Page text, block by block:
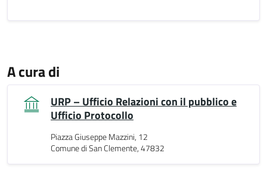
A cura di
URP – Ufficio Relazioni con il pubblico e
Ufficio Protocollo
Piazza Giuseppe Mazzini, 12
Comune di San Clemente, 47832